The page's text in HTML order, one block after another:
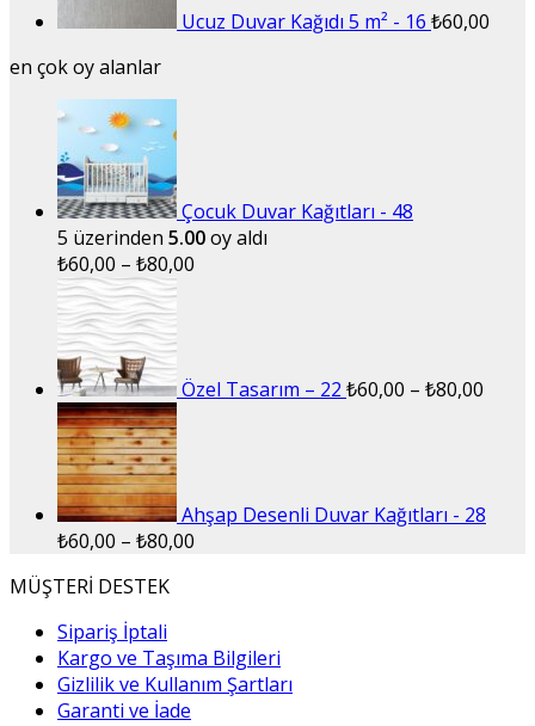
Ucuz Duvar Kağıdı 5 m² - 16 ₺60,00
en çok oy alanlar
Çocuk Duvar Kağıtları - 48
5 üzerinden 5.00oy aldı
₺60,00 – ₺80,00
Özel Tasarım – 22 ₺60,00 – ₺80,00
Ahşap Desenli Duvar Kağıtları - 28
₺60,00 – ₺80,00
MÜŞTERİ DESTEK
Sipariş İptali
Kargo ve Taşıma Bilgileri
Gizlilik ve Kullanım Şartları
Garanti ve İade